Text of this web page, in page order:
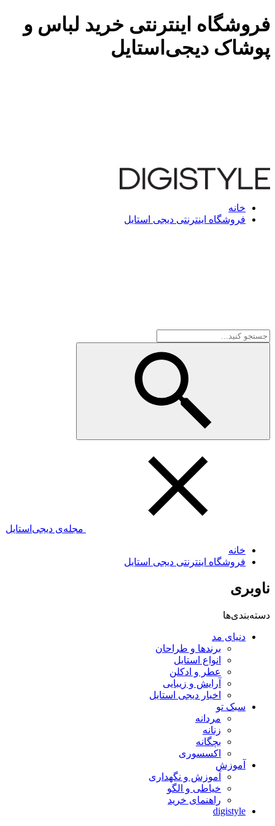
فروشگاه اینترنتی خرید لباس و
پوشاک دیجی‌استایل
خانه
فروشگاه اینترنتی دیجی استایل
مجله‌ی دیجی‌استایل
خانه
فروشگاه اینترنتی دیجی استایل
ناوبری
دسته‌بندی‌ها
دنیای مد
برندها و طراحان
انواع استایل
عطر و ادکلن
آرایش و زیبایی
اخبار دیجی استایل
سبک تو
مردانه
زنانه
بچگانه
اکسسوری
آموزش
آموزش و نگهداری
خیاطی و الگو
راهنمای خرید
digistyle